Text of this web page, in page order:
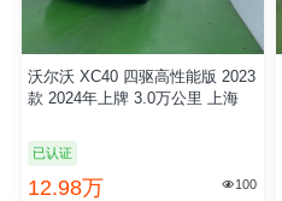
沃尔沃 XC40 四驱高性能版 2023
款 2024年上牌 3.0万公里 上海
已认证
12.98万  100